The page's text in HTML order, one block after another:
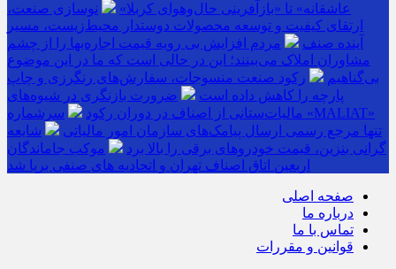
عاشقانه» تا «بازآفرینی حال‌وهوای کربلا»
نوسازی صنعت،
ارتقای کیفیت و توسعه محصولات دوستدار محیط‌زیست، مسیر
آینده صنف
مردم افزایش بی رویه قیمت اجاره‌بها را از چشم
مشاوران املاک می‌بینند؛ این در حالی است که ما در این موضوع
بی‌گناهیم
رکود صنعت منسوجات، سفارش‌های رنگرزی و چاپ
پارچه را کاهش داده است
ضرورت بازنگری در شیوه‌های
مالیات‌ستانی از اصناف در دوران رکود
سرشماره «MALIAT»
تنها مرجع رسمی ارسال پیامک‌های سازمان امور مالیاتی
شایعه
گرانی بنزین، قیمت خودروهای برقی را بالا برد
موکب جاماندگان
اربعین اتاق اصناف تهران و اتحادیه های صنفی برپا شد
صفحه اصلی
درباره ما
تماس با ما
قوانین و مقررات